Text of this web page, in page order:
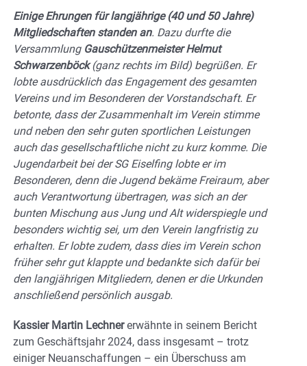
Einige Ehrungen für langjährige (40 und 50 Jahre)
Mitgliedschaften standen an. Dazu durfte die
Versammlung Gauschützenmeister Helmut
Schwarzenböck(ganz rechts im Bild) begrüßen. Er
lobte ausdrücklich das Engagement des gesamten
Vereins und im Besonderen der Vorstandschaft. Er
betonte, dass der Zusammenhalt im Verein stimme
und neben den sehr guten sportlichen Leistungen
auch das gesellschaftliche nicht zu kurz komme. Die
Jugendarbeit bei der SG Eiselfing lobte er im
Besonderen, denn die Jugend bekäme Freiraum, aber
auch Verantwortung übertragen, was sich an der
bunten Mischung aus Jung und Alt widerspiegle und
besonders wichtig sei, um den Verein langfristig zu
erhalten. Er lobte zudem, dass dies im Verein schon
früher sehr gut klappte und bedankte sich dafür bei
den langjährigen Mitgliedern, denen er die Urkunden
anschließend persönlich ausgab.
Kassier Martin Lechnererwähnte in seinem Bericht
zum Geschäftsjahr 2024, dass insgesamt – trotz
einiger Neuanschaffungen – ein Überschuss am